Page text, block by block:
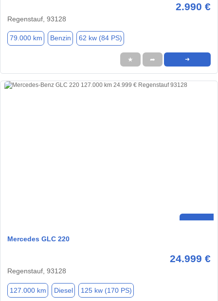
2.990 €
Regenstauf, 93128
79.000 km Benzin 62 kw (84 PS)
★ ➦ ➜
Mercedes GLC 220
24.999 €
Regenstauf, 93128
127.000 km Diesel 125 kw (170 PS)